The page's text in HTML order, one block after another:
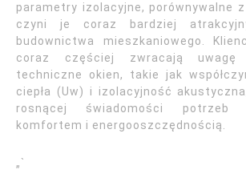
parametry izolacyjne, porównywalne
czyni je coraz bardziej
budownictwa mieszkaniowego.
coraz częściej zwracają uwagę
techniczne okien, takie jak
ciepła (Uw) i izolacyjność
rosnącej świadomości potrzeb
komfortem i energooszczędnością.
„`